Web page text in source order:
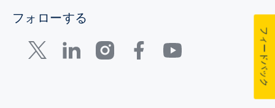
フォローする
フィードバック